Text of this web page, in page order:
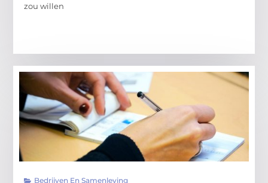
zou willen
Bedrijven En Samenleving